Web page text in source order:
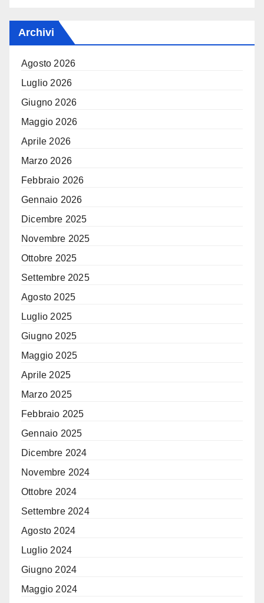
Archivi
Agosto 2026
Luglio 2026
Giugno 2026
Maggio 2026
Aprile 2026
Marzo 2026
Febbraio 2026
Gennaio 2026
Dicembre 2025
Novembre 2025
Ottobre 2025
Settembre 2025
Agosto 2025
Luglio 2025
Giugno 2025
Maggio 2025
Aprile 2025
Marzo 2025
Febbraio 2025
Gennaio 2025
Dicembre 2024
Novembre 2024
Ottobre 2024
Settembre 2024
Agosto 2024
Luglio 2024
Giugno 2024
Maggio 2024